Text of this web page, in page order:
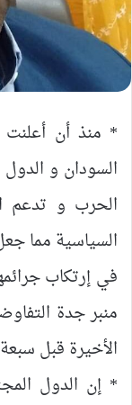
* منذ أن
السودان و
الحرب و تدعم
السياسية مما
في إرتكاب
منبر جدة
الأخيرة قبل
* إن الدول